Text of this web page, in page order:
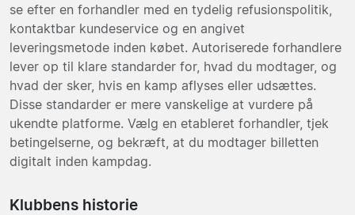
se efter en forhandler med en tydelig refusionspolitik,
kontaktbar kundeservice og en angivet
leveringsmetode inden købet. Autoriserede forhandlere
lever op til klare standarder for, hvad du modtager, og
hvad der sker, hvis en kamp aflyses eller udsættes.
Disse standarder er mere vanskelige at vurdere på
ukendte platforme. Vælg en etableret forhandler, tjek
betingelserne, og bekræft, at du modtager billetten
digitalt inden kampdag.
Klubbens historie